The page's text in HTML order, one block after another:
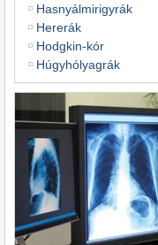
Hasnyálmirigyrák
Hererák
Hodgkin-kór
Húgyhólyagrák